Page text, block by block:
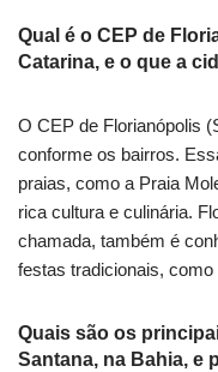
Qual é o CEP de
Catarina, e o que a
O CEP de Florianópolis
conforme os bairros.
praias, como a Praia
rica cultura e culinária.
chamada, também é
festas tradicionais,
Quais são os
Santana, na Bahia, e